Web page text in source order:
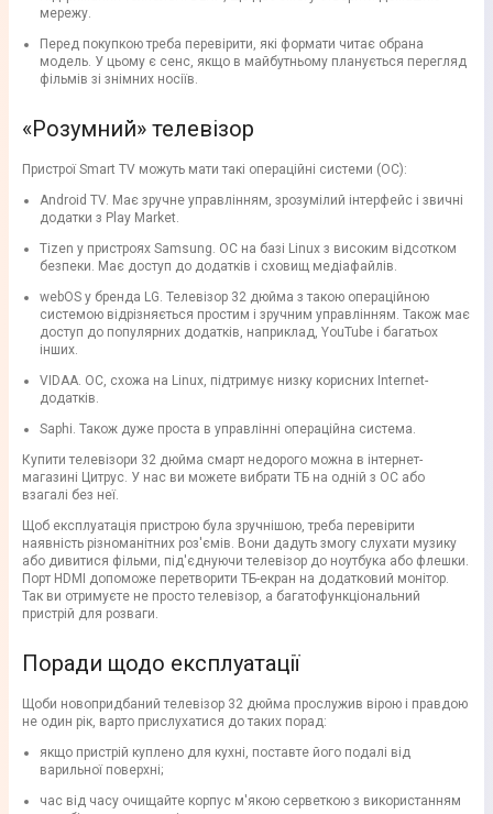
мережу.
Перед покупкою треба перевірити, які формати читає обрана
модель. У цьому є сенс, якщо в майбутньому планується перегляд
фільмів зі знімних носіїв.
«Розумний» телевізор
Пристрої Smart TV можуть мати такі операційні системи (ОС):
Android TV. Має зручне управлінням, зрозумілий інтерфейс і звичні
додатки з Play Market.
Tizen у пристроях Samsung. ОС на базі Linux з високим відсотком
безпеки. Має доступ до додатків і сховищ медіафайлів.
webOS у бренда LG. Телевізор 32 дюйма з такою операційною
системою відрізняється простим і зручним управлінням. Також має
доступ до популярних додатків, наприклад, YouTube і багатьох
інших.
VIDAA. ОС, схожа на Linux, підтримує низку корисних Internet-
додатків.
Saphi. Також дуже проста в управлінні операційна система.
Купити телевізори 32 дюйма смарт недорого можна в інтернет-
магазині Цитрус. У нас ви можете вибрати ТБ на одній з ОС або
взагалі без неї.
Щоб експлуатація пристрою була зручнішою, треба перевірити
наявність різноманітних роз'ємів. Вони дадуть змогу слухати музику
або дивитися фільми, під'єднуючи телевізор до ноутбука або флешки.
Порт HDMI допоможе перетворити ТБ-екран на додатковий монітор.
Так ви отримуєте не просто телевізор, а багатофункціональний
пристрій для розваги.
Поради щодо експлуатації
Щоби новопридбаний телевізор 32 дюйма прослужив вірою і правдою
не один рік, варто прислухатися до таких порад:
якщо пристрій куплено для кухні, поставте його подалі від
варильної поверхні;
час від часу очищайте корпус м'якою серветкою з використанням